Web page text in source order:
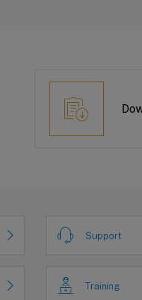
Support
Training